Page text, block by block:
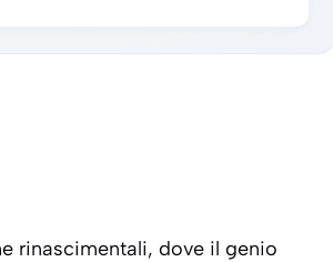
rinascimentali, dove il genio